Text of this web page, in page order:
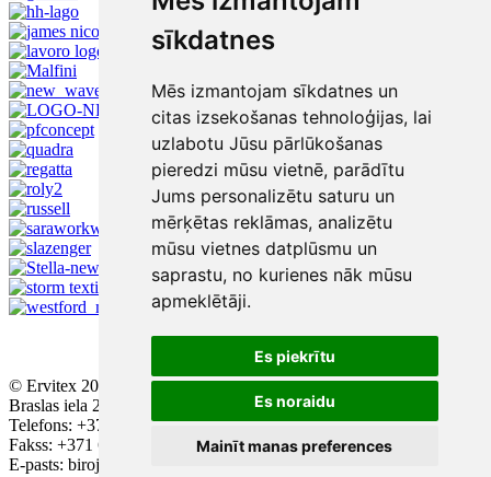
sīkdatnes
Mēs izmantojam sīkdatnes un
citas izsekošanas tehnoloģijas, lai
uzlabotu Jūsu pārlūkošanas
pieredzi mūsu vietnē, parādītu
Jums personalizētu saturu un
mērķētas reklāmas, analizētu
mūsu vietnes datplūsmu un
saprastu, no kurienes nāk mūsu
apmeklētāji.
Es piekrītu
Es noraidu
Mainīt manas preferences
© Ervitex 2016 - 2026
Braslas iela 29, ieeja A, 2. stāvs, Rīga, LV - 1084
Telefons: +371 67543384; +371 67436896
Fakss: +371 67552223
E-pasts: birojs@ervitex.lv